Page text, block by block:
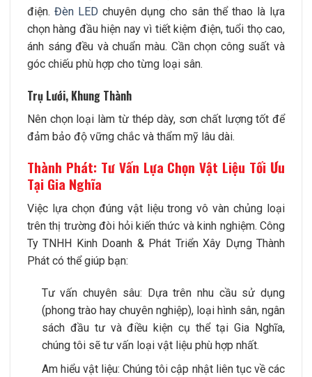
điện.Đèn LED chuyên dụng cho sân thể thao là lựa
chọn hàng đầu hiện nay vì tiết kiệm điện, tuổi thọ cao,
ánh sáng đều và chuẩn màu. Cần chọn công suất và
góc chiếu phù hợp cho từng loại sân.
Trụ Lưới, Khung Thành
Nên chọn loại làm từ thép dày, sơn chất lượng tốt để
đảm bảo độ vững chắc và thẩm mỹ lâu dài.
Thành Phát: Tư Vấn Lựa Chọn Vật Liệu Tối Ưu
Tại Gia Nghĩa
Việc lựa chọn đúng vật liệu trong vô vàn chủng loại
trên thị trường đòi hỏi kiến thức và kinh nghiệm. Công
Ty TNHH Kinh Doanh & Phát Triển Xây Dựng Thành
Phát có thể giúp bạn:
Tư vấn chuyên sâu: Dựa trên nhu cầu sử dụng
(phong trào hay chuyên nghiệp), loại hình sân, ngân
sách đầu tư và điều kiện cụ thể tại Gia Nghĩa,
chúng tôi sẽ tư vấn loại vật liệu phù hợp nhất.
Am hiểu vật liệu: Chúng tôi cập nhật liên tục về các